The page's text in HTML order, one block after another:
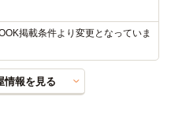
掲載条件より変更となっていま
情報を見る